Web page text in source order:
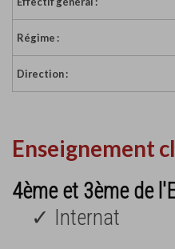
Régime :
Direction :
Enseignement
4ème et 3ème de
✓ Internat